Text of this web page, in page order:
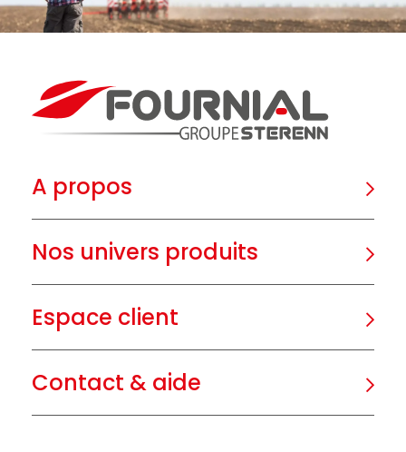
A propos
Nos univers produits
Espace client
Contact & aide